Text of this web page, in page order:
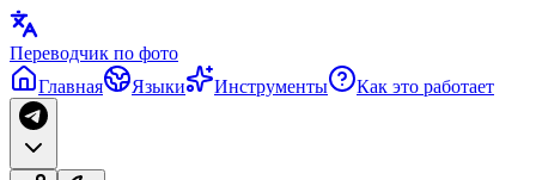
Переводчик по фото
Главная
Языки Инструменты Как это работает